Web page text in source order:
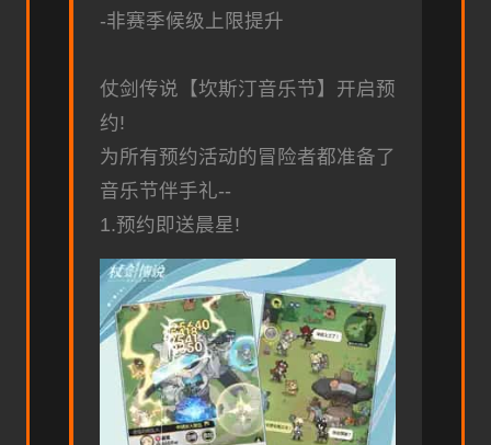
-非赛季候级上限提升
仗剑传说【坎斯汀音乐节】开启预
约!
为所有预约活动的冒险者都准备了
音乐节伴手礼--
1.预约即送晨星!